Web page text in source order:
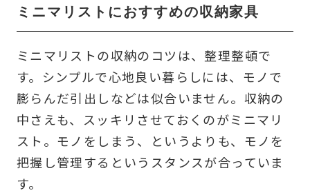
ミニマリストにおすすめの収納家具
ミニマリストの収納のコツは、整理整頓で
す。シンプルで心地良い暮らしには、モノで
膨らんだ引出しなどは似合いません。収納の
中さえも、スッキリさせておくのがミニマリ
スト。モノをしまう、というよりも、モノを
把握し管理するというスタンスが合っていま
す。